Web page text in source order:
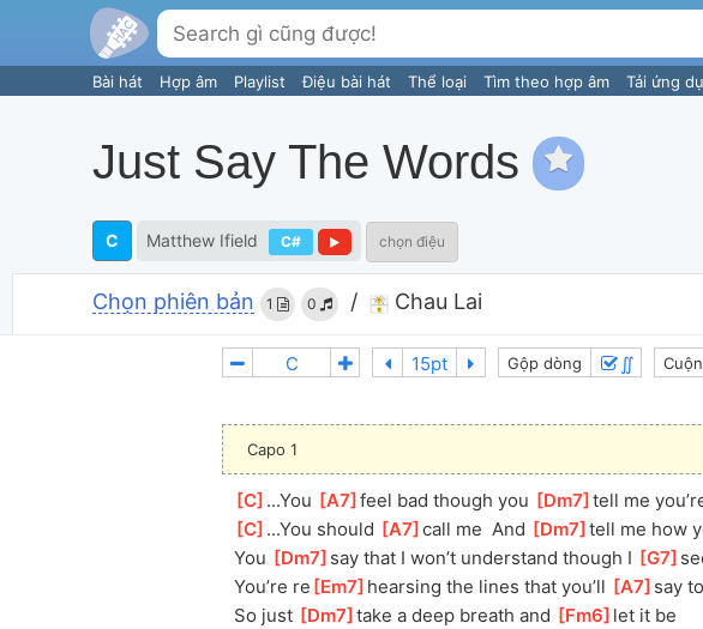
Bài hát Hợp âm Playlist Điệu bài hát Thể loại Tìm theo hợp âm Tải ứng
Just Say The Words
C Matthew Ifield C# chọn điệu
Chọn phiên bản 1 0 / Chau Lai
Gộp dòng ∬
Capo 1
C ]...You A7 ]
feel bad though you Dm7 ]
tell me
C ]...You should A7 ]
call me  And Dm7 ]
tell me how
You
Dm7 ]say that I won’t understand though I G7 ]
You’re re Em7 ]hearsing the lines that you’ll A7 ]say
So just
Dm7 ]
take a deep breath and Fm6 ]let it be